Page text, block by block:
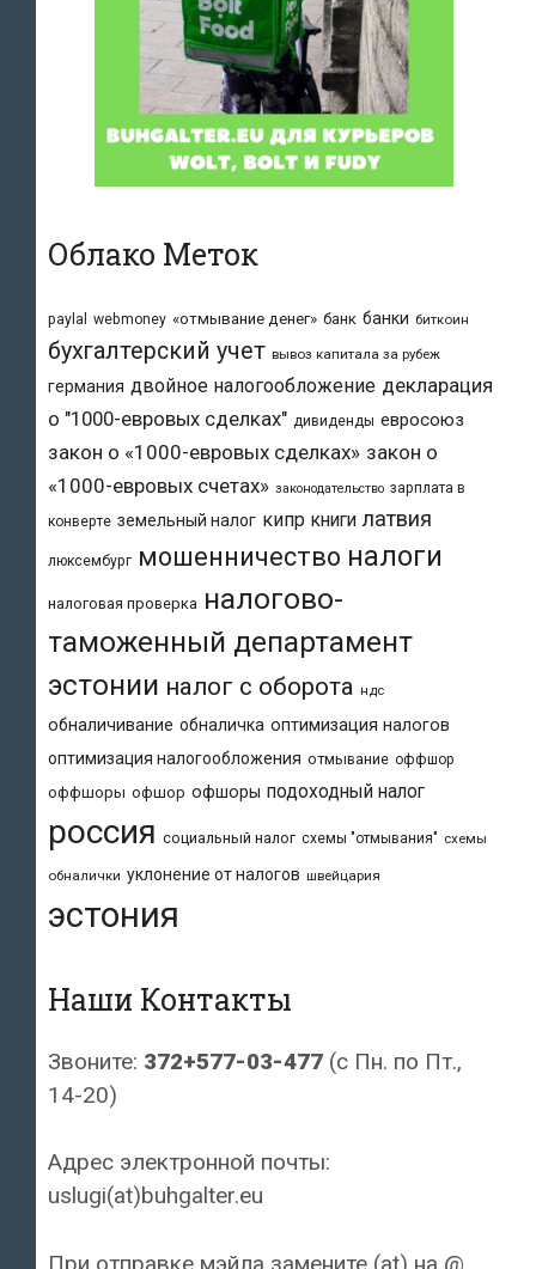
Облако Меток
paylal webmoney «отмывание денег» банк банки биткоин
бухгалтерский учет вывоз капитала за рубеж
германия двойное налогообложение декларация
о "1000-евровых сделках" дивиденды евросоюз
закон о «1000-евровых сделках» закон о
«1000-евровых счетах» законодательство зарплата в
конверте земельный налог кипр книги латвия
люксембург мошенничество налоги
налоговая проверка налогово-
таможенный департамент
эстонии налог с оборота ндс
обналичивание обналичка оптимизация налогов
оптимизация налогообложения отмывание оффшор
оффшоры офшор офшоры подоходный налог
россия социальный налог схемы "отмывания" схемы
обналички уклонение от налогов швейцария
эстония
Наши Контакты
Звоните: 372+577-03-477 (с Пн. по Пт.,
14-20)
Адрес электронной почты:
uslugi(at)buhgalter.eu
При отправке мэйла замените (at) на @